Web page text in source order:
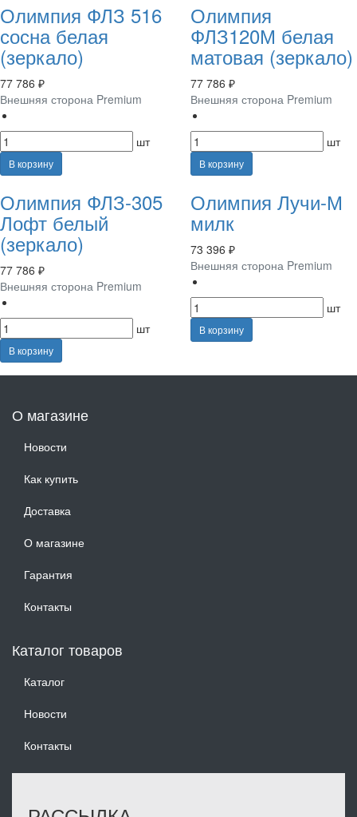
Олимпия ФЛЗ 516
сосна белая
(зеркало)
77 786 ₽
Внешняя сторона Premium
шт
В корзину
Олимпия
ФЛЗ120М белая
матовая (зеркало)
77 786 ₽
Внешняя сторона Premium
шт
В корзину
Олимпия ФЛЗ-305
Лофт белый
(зеркало)
77 786 ₽
Внешняя сторона Premium
шт
В корзину
Олимпия Лучи-М
милк
73 396 ₽
Внешняя сторона Premium
шт
В корзину
О магазине
Новости
Как купить
Доставка
О магазине
Гарантия
Контакты
Каталог товаров
Каталог
Новости
Контакты